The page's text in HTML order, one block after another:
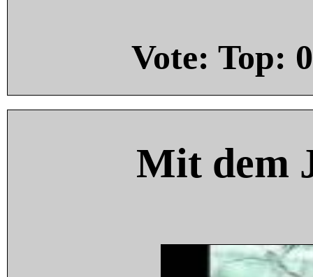
Vote: Top: 0
Mit dem